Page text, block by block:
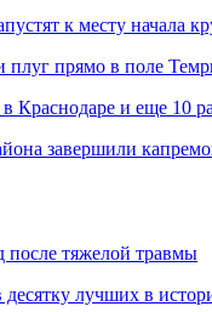
к месту начала
плуг прямо в поле
Краснодаре и еще 10
завершили
тяжелой травмы
лучших в